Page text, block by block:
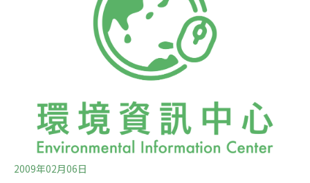
漁、非法漁業和汙染的情形，而調查結果也確實震驚全
球。至今已過了十個年頭的珊瑚體檢行動，串起了全球熱
愛海洋的潛水客，也靠這些民間潛水志工累積了豐富的海
洋珊瑚礁監測資料，這些數據和這樣的行動也讓社會大眾
更加認識平常看不見的海底珊瑚世界以及其重要性！
2009年02月06日